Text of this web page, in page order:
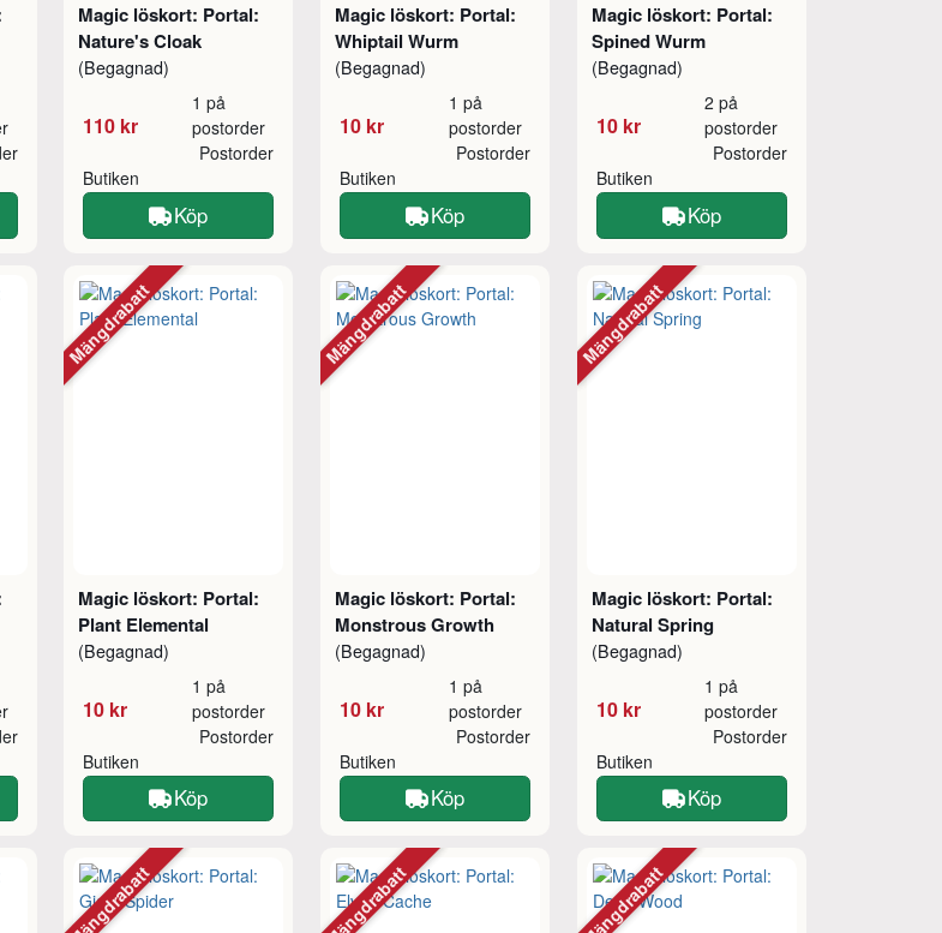
Magic löskort: Portal:
Nature's Cloak
(Begagnad)
110 kr
1 på
postorder
Butiken
Postorder
Köp
Magic löskort: Portal:
Whiptail Wurm
(Begagnad)
10 kr
1 på
postorder
Butiken
Postorder
Köp
Magic löskort: Portal:
Spined Wurm
(Begagnad)
10 kr
2 på
postorder
Butiken
Postorder
Köp
Magic löskort: Portal:
Plant Elemental
(Begagnad)
10 kr
1 på
postorder
Butiken
Postorder
Köp
Mängdrabatt
Magic löskort: Portal:
Monstrous Growth
(Begagnad)
10 kr
1 på
postorder
Butiken
Postorder
Köp
Mängdrabatt
Magic löskort: Portal:
Natural Spring
(Begagnad)
10 kr
1 på
postorder
Butiken
Postorder
Köp
Mängdrabatt
Mängdrabatt Mängdrabatt Mängdrabatt